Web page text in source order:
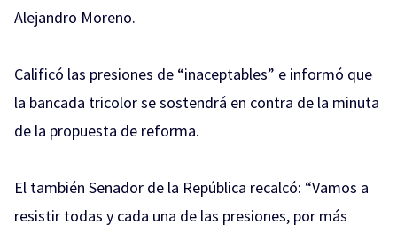
Alejandro Moreno.
Calificó las presiones de “inaceptables” e informó que
la bancada tricolor se sostendrá en contra de la minuta
de la propuesta de reforma.
El también Senador de la República recalcó: “Vamos a
resistir todas y cada una de las presiones, por más